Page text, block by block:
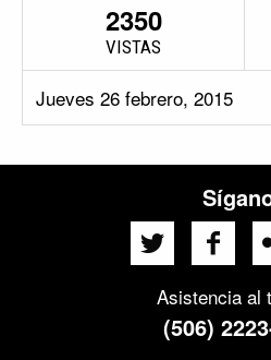
2350
VISTAS
Jueves 26 febrero, 2015
Asistencia al
(506)